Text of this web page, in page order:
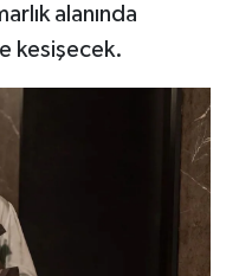
alanında
kesişecek.